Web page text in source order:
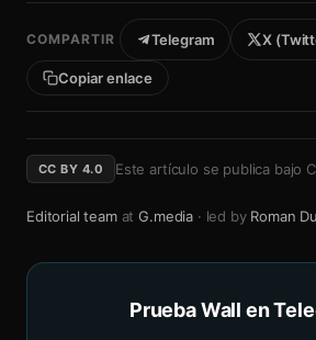
COMPARTIR Telegram X
Copiar enlace
CC BY 4.0 Este artículo se publica bajo
Editorial teamat G.media · led by Roman
Prueba Wall en